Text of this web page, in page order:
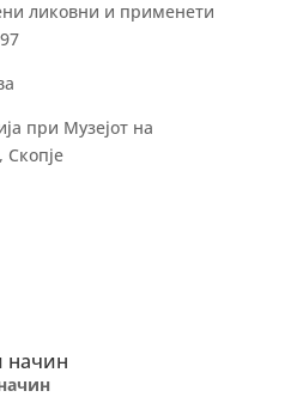
ликовни и применети
при Музејот на
Скопје
начин